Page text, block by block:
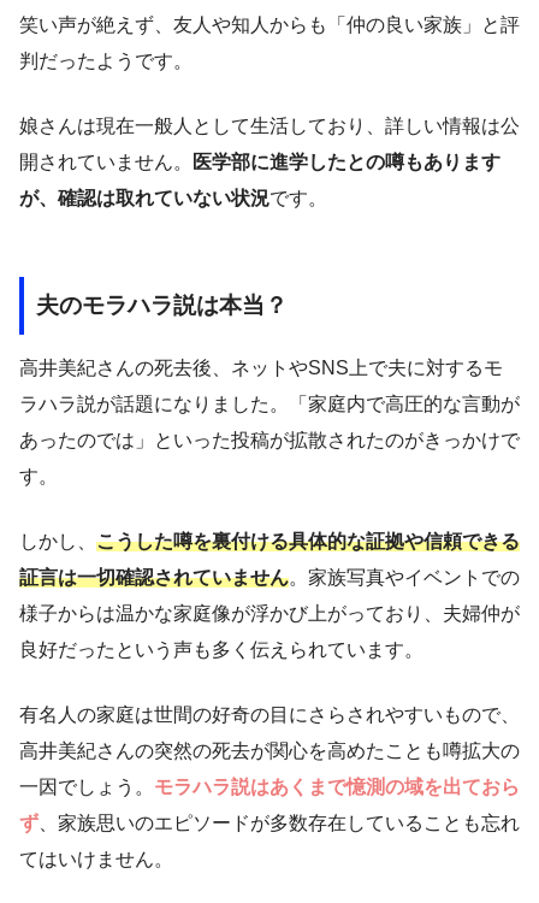
笑い声が絶えず、友人や知人からも「仲の良い家族」と評
判だったようです。
娘さんは現在一般人として生活しており、詳しい情報は公
開されていません。
医学部に進学したとの噂もあります
が、確認は取れていない状況です。
夫のモラハラ説は本当？
高井美紀さんの死去後、ネットやSNS上で夫に対するモ
ラハラ説が話題になりました。「家庭内で高圧的な言動が
あったのでは」といった投稿が拡散されたのがきっかけで
す。
しかし、 こうした噂を裏付ける具体的な証拠や信頼できる
証言は一切確認されていません。家族写真やイベントでの
様子からは温かな家庭像が浮かび上がっており、夫婦仲が
良好だったという声も多く伝えられています。
有名人の家庭は世間の好奇の目にさらされやすいもので、
高井美紀さんの突然の死去が関心を高めたことも噂拡大の
一因でしょう。 モラハラ説はあくまで憶測の域を出ておら
ず 、家族思いのエピソードが多数存在していることも忘れ
てはいけません。